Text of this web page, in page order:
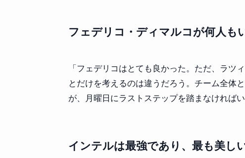
フェデリコ・ディマルコが何人も
「フェデリコはとても良かった。ただ、ラツ
とだけを考えるのは違うだろう。チーム全体
が、月曜日にラストステップを踏まなければい
インテルは最強であり、最も美し